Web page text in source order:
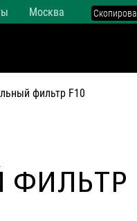
Москва
фильтр F10